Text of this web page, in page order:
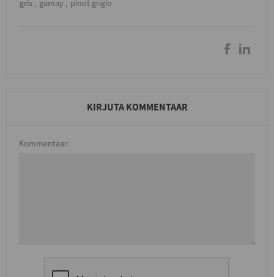
gris , gamay , pinot grigio
KIRJUTA KOMMENTAAR
Kommentaar: